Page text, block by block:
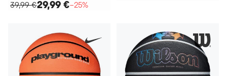
39,99 €29,99 €−25%